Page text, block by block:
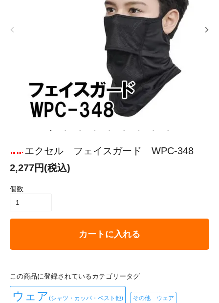
エクセル フェイスガード WPC-348
2,277円(税込)
個数
カートに入れる
この商品に登録されているカテゴリータグ
ウェア(シャツ・カッパ・ベスト他) その他 ウェア